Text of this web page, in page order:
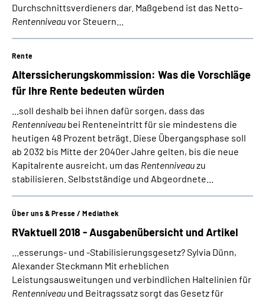
Mein Kundenportal
Durchschnittsverdieners dar. Maßgebend ist das Netto-
Rentenniveauvor Steuern...
Alterssicherungskommission: Was die Vorschläge
für Ihre Rente bedeuten würden
Rente
...soll deshalb bei ihnen dafür sorgen, dass das
Rentenniveau bei Renteneintritt für sie mindestens die
heutigen 48 Prozent beträgt. Diese Übergangsphase soll
ab 2032 bis Mitte der 2040er Jahre gelten, bis die neue
Kapitalrente ausreicht, um das Rentenniveauzu
stabilisieren. Selbstständige und Abgeordnete...
RVaktuell 2018 - Ausgabenübersicht und Artikel
Über uns & Presse / Mediathek
...esserungs- und -Stabilisierungsgesetz? Sylvia Dünn,
Alexander Steckmann Mit erheblichen
Leistungsausweitungen und verbindlichen Haltelinien für
Rentenniveau und Beitragssatz sorgt das Gesetz für